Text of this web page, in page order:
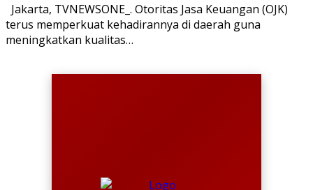
Jakarta, TVNEWSONE_. Otoritas Jasa Keuangan (OJK)
terus memperkuat kehadirannya di daerah guna
meningkatkan kualitas…